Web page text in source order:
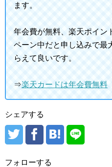
ます。
年会費が無料、楽天ポイン
ペーン中だと申し込みで最
らえて良いです。
⇒楽天カードは年会費無料
シェアする
フォローする